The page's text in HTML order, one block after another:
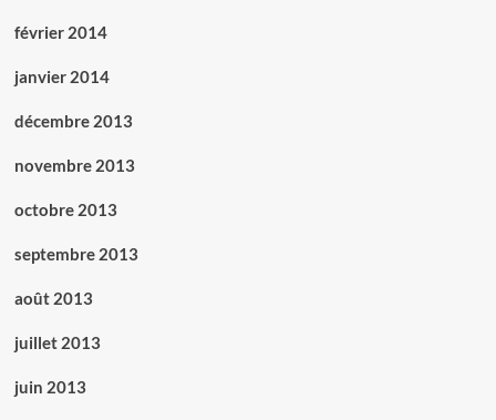
février 2014
janvier 2014
décembre 2013
novembre 2013
octobre 2013
septembre 2013
août 2013
juillet 2013
juin 2013